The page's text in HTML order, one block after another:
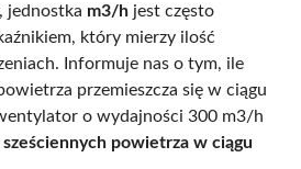
jednostka m3/h jest często
który mierzy ilość
Informuje nas o tym, ile
przemieszcza się w ciągu
o wydajności 300 m3/h
powietrza w ciągu